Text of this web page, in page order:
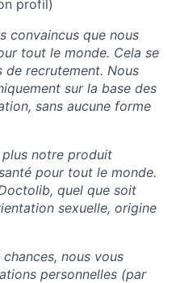
profil)
convaincus que nous
tout le monde. Cela se
de recrutement. Nous
sur la base des
sans aucune forme
plus notre produit
pour tout le monde.
quel que soit
sexuelle, origine
nous vous
personnelles (par